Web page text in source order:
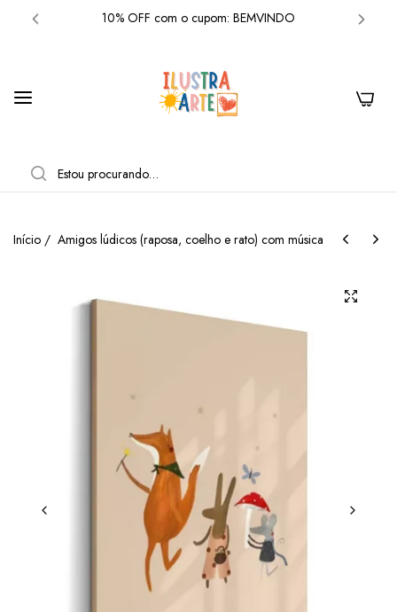
Frete grátis acima de R$300 em produtos
Frete grátis acima de R$300 em produtos
10% OFF com o cupom: BEMVINDO
Frete grátis acima de R$300 em produtos
Frete grátis acima de R$300 em produtos
Início / Amigos lúdicos (raposa, coelho e rato) com música